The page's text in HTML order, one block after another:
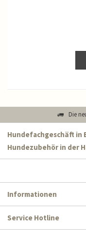
Die
Hundefachgeschäft in
Hundezubehör in der
Informationen
Service Hotline